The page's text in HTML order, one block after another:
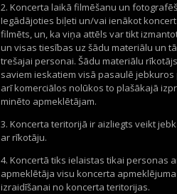
2. Koncerta laikā filmēšanu un
Iegādājoties biļeti un/vai ienākot
filmēts, un, ka viņa attēls var tikt
un visas tiesības uz šādu materiālu un
trešajai personai. Šādu materiālu
saviem ieskatiem visā pasaulē
arī komerciālos nolūkos to plašākajā
minēto apmeklētājam.
3. Koncerta teritorijā ir aizliegts veikt
ar rīkotāju.
4. Koncertā tiks ielaistas tikai personas
apmeklētāja visu koncerta
izraidīšanai no koncerta teritorijas.